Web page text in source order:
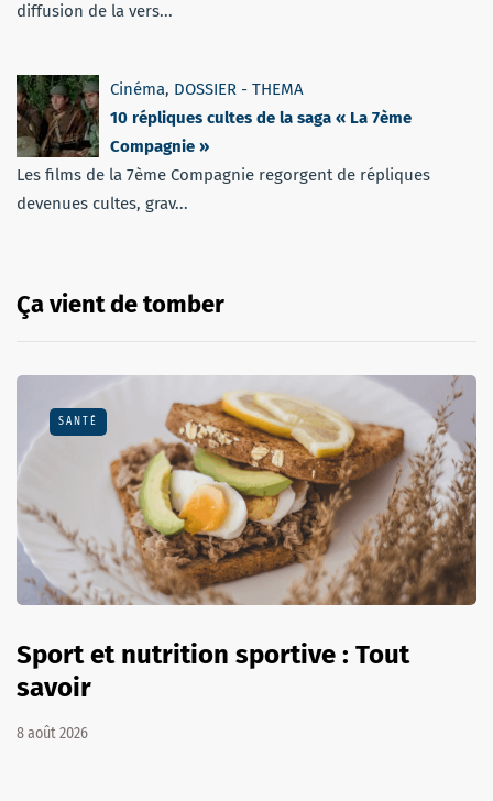
diffusion de la vers...
Cinéma, DOSSIER - THEMA
10 répliques cultes de la saga « La 7ème
Compagnie »
Les films de la 7ème Compagnie regorgent de répliques
devenues cultes, grav...
Ça vient de tomber
SANTÉ
Sport et nutrition sportive : Tout
savoir
8 août 2026